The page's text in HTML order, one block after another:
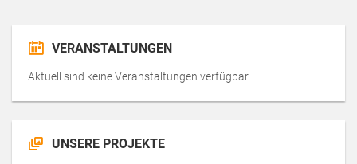
VERANSTALTUNGEN
Aktuell sind keine Veranstaltungen verfügbar.
UNSERE PROJEKTE